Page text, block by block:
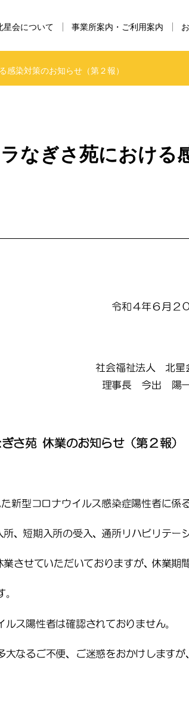
星会について 事業所案内・ご利用案内
感染対策のお知らせ（第２報）
なぎさ苑における